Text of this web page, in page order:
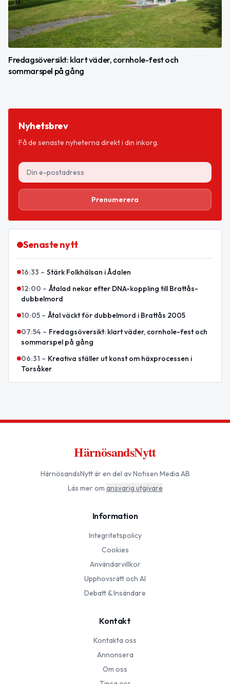
Fredagsöversikt: klart väder, cornhole-fest och
sommarspel på gång
Nyhetsbrev
Få de senaste nyheterna direkt i din inkorg.
Prenumerera
Senaste nytt
16:33 – Stärk Folkhälsan i Ådalen
12:00 – Åtalad nekar efter DNA-koppling till Brattås-
dubbelmord
10:05 – Åtal väckt för dubbelmord i Brattås 2005
07:54 – Fredagsöversikt: klart väder, cornhole-fest och
sommarspel på gång
06:31 – Kreativa ställer ut konst om häxprocessen i
Torsåker
HärnösandsNytt
HärnösandsNyttär en del av Notisen Media AB
Läs mer om ansvarig utgivare
Information
Integritetspolicy
Cookies
Användarvillkor
Upphovsrätt och AI
Debatt & Insändare
Kontakt
Kontakta oss
Annonsera
Om oss